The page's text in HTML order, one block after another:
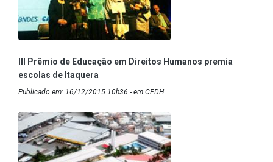
III Prêmio de Educação em Direitos Humanos premia
escolas de Itaquera
Publicado em: 16/12/2015 10h36 - em CEDH